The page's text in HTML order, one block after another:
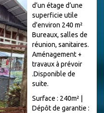
d’un étage d’une
superficie utile
d'environ 240 m²
Bureaux, salles de
réunion, sanitaires.
Aménagement +
travaux à prévoir
.Disponible de
suite.
Surface : 240m² |
Dépôt de garantie :